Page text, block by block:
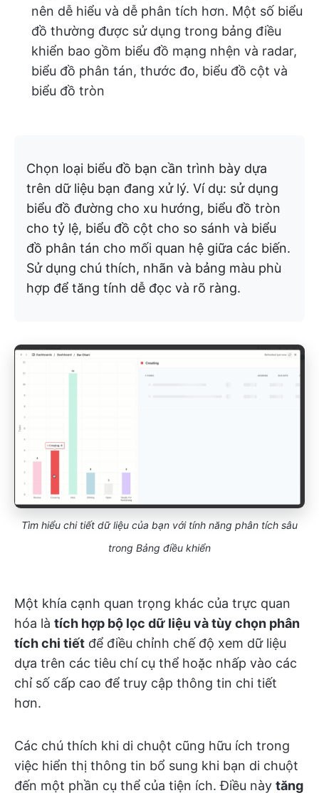
nên dễ hiểu và dễ phân tích hơn. Một số biểu
đồ thường được sử dụng trong bảng điều
khiển bao gồm biểu đồ mạng nhện và radar,
biểu đồ phân tán, thước đo, biểu đồ cột và
biểu đồ tròn
Chọn loại biểu đồ bạn cần trình bày dựa
trên dữ liệu bạn đang xử lý. Ví dụ: sử dụng
biểu đồ đường cho xu hướng, biểu đồ tròn
cho tỷ lệ, biểu đồ cột cho so sánh và biểu
đồ phân tán cho mối quan hệ giữa các biến.
Sử dụng chú thích, nhãn và bảng màu phù
hợp để tăng tính dễ đọc và rõ ràng.
Tìm hiểu chi tiết dữ liệu của bạn với tính năng phân tích sâu
trong Bảng điều khiển
Một khía cạnh quan trọng khác của trực quan
hóa là tích hợp bộ lọc dữ liệu và tùy chọn phân
tích chi tiết để điều chỉnh chế độ xem dữ liệu
dựa trên các tiêu chí cụ thể hoặc nhấp vào các
chỉ số cấp cao để truy cập thông tin chi tiết
hơn.
Các chú thích khi di chuột cũng hữu ích trong
việc hiển thị thông tin bổ sung khi bạn di chuột
đến một phần cụ thể của tiện ích. Điều này tăng